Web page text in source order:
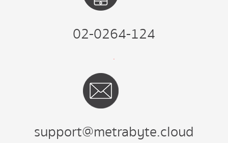
02-0264-124
.
support@metrabyte.cloud